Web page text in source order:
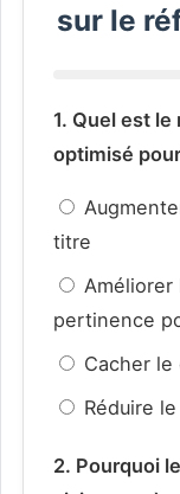
sur le
1. Quel est
optimisé
titre
Améliorer
pertinence
Cacher
Réduire
2. Pourquoi